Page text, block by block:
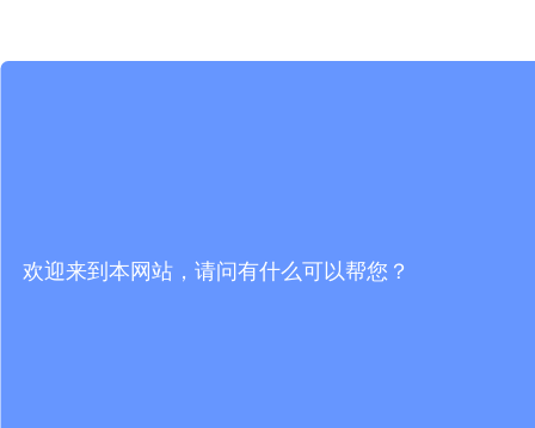
欢迎来到本网站，请问有什么可以帮您？